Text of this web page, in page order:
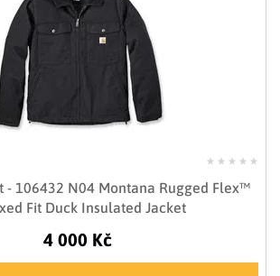
- 106432 N04 Montana Rugged Flex™
Fit Duck Insulated Jacket
4 000 Kč